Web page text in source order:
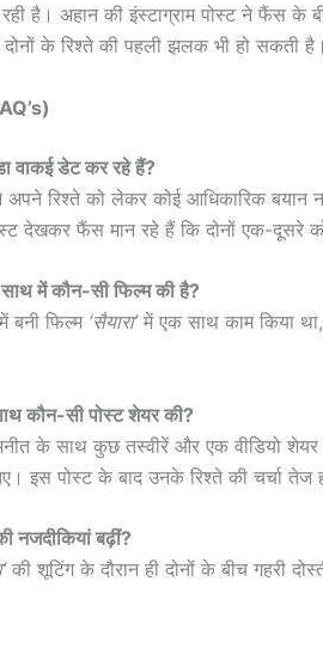
है। अहान की इंस्टाग्राम पोस्ट ने फैंस के
के रिश्ते की पहली झलक भी हो सकती है।
वाकई डेट कर रहे हैं?
रिश्ते को लेकर कोई आधिकारिक बयान
पोस्ट देखकर फैंस मान रहे हैं कि दोनों एक-दूसरे
में कौन-सी फिल्म की है?
बनी फिल्म ‘सैयारा’में एक साथ काम किया
कौन-सी पोस्ट शेयर की?
के साथ कुछ तस्वीरें और एक वीडियो शेयर
इस पोस्ट के बाद उनके रिश्ते की चर्चा तेज
नजदीकियां बढ़ीं?
की शूटिंग के दौरान ही दोनों के बीच गहरी